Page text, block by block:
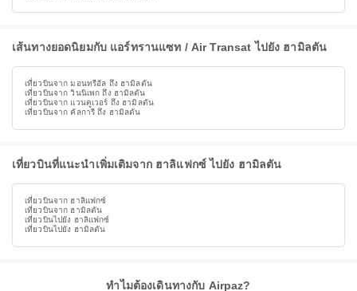
เส้นทางยอดนิยมกับ แอร์ทรานแซท / Air Transat ไปยัง ฮามิลตัน
เที่ยวบินจาก มอนทรีอัล ถึง ฮามิลตัน
เที่ยวบินจาก วินนิเพก ถึง ฮามิลตัน
เที่ยวบินจาก แวนคูเวอร์ ถึง ฮามิลตัน
เที่ยวบินจาก คัลการี ถึง ฮามิลตัน
เที่ยวบินที่แนะนำเพิ่มเติมจาก ฮาลิแฟกซ์ ไปยัง ฮามิลตัน
เที่ยวบินจาก ฮาลิแฟกซ์
เที่ยวบินจาก ฮามิลตัน
เที่ยวบินไปยัง ฮาลิแฟกซ์
เที่ยวบินไปยัง ฮามิลตัน
ทำไมต้องเดินทางกับ Airpaz?